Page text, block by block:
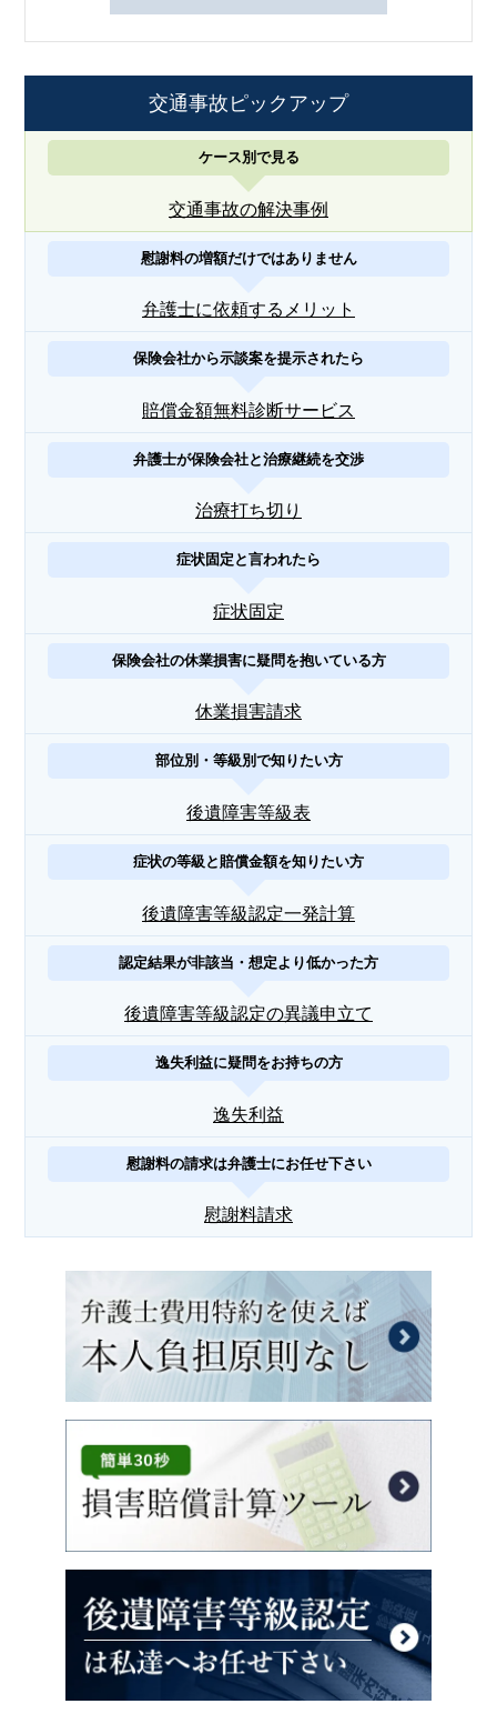
交通事故ピックアップ
ケース別で見る
交通事故の解決事例
慰謝料の増額だけではありません
弁護士に依頼するメリット
保険会社から示談案を提示されたら
賠償金額無料診断サービス
弁護士が保険会社と治療継続を交渉
治療打ち切り
症状固定と言われたら
症状固定
保険会社の休業損害に疑問を抱いている方
休業損害請求
部位別・等級別で知りたい方
後遺障害等級表
症状の等級と賠償金額を知りたい方
後遺障害等級認定一発計算
認定結果が非該当・想定より低かった方
後遺障害等級認定の異議申立て
逸失利益に疑問をお持ちの方
逸失利益
慰謝料の請求は弁護士にお任せ下さい
慰謝料請求